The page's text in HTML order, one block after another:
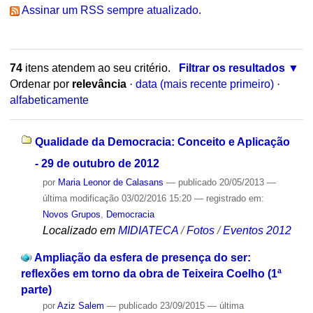
Assinar um RSS sempre atualizado.
74itens atendem ao seu critério.
Filtrar os resultados
Ordenar por relevância · data (mais recente primeiro) ·
alfabeticamente
Qualidade da Democracia: Conceito e Aplicação
- 29 de outubro de 2012
por Maria Leonor de Calasans — publicado20/05/2013 —
última modificação03/02/2016 15:20 — registrado em:
Novos Grupos
Democracia
Localizado em MIDIATECA /Fotos /Eventos 2012
Ampliação da esfera de presença do ser:
reflexões em torno da obra de Teixeira Coelho (1ª
parte)
por Aziz Salem — publicado23/09/2015 — última